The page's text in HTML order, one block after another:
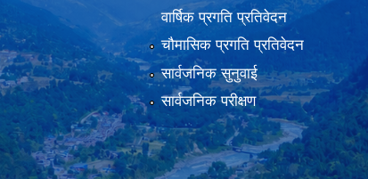
वार्षिक प्रगति प्रतिवेदन
चौमासिक प्रगति प्रतिवेदन
सार्वजनिक सुनुवाई
सार्वजनिक परीक्षण